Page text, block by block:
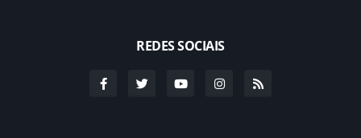
REDES SOCIAIS